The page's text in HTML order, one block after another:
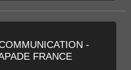
-
FRANCE